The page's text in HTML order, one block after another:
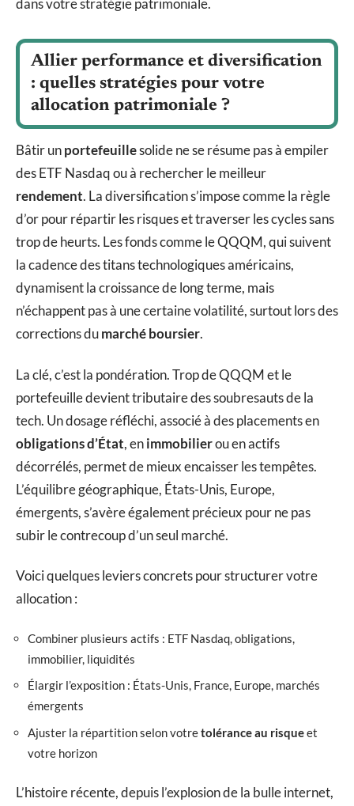
dans votre stratégie patrimoniale.
Allier performance et diversification
: quelles stratégies pour votre
allocation patrimoniale ?
Bâtir unportefeuillesolide ne se résume pas à empiler
des ETF Nasdaq ou à rechercher le meilleur
rendement. La diversification s’impose comme la règle
d’or pour répartir les risques et traverser les cycles sans
trop de heurts. Les fonds comme le QQQM, qui suivent
la cadence des titans technologiques américains,
dynamisent la croissance de long terme, mais
n’échappent pas à une certaine volatilité, surtout lors des
corrections dumarché boursier.
La clé, c’est la pondération. Trop de QQQM et le
portefeuille devient tributaire des soubresauts de la
tech. Un dosage réfléchi, associé à des placements en
obligations d’État, enimmobilierou en actifs
décorrélés, permet de mieux encaisser les tempêtes.
L’équilibre géographique, États-Unis, Europe,
émergents, s’avère également précieux pour ne pas
subir le contrecoup d’un seul marché.
Voici quelques leviers concrets pour structurer votre
allocation :
Combiner plusieurs actifs : ETF Nasdaq, obligations,
immobilier, liquidités
Élargir l’exposition : États-Unis, France, Europe, marchés
émergents
Ajuster la répartition selon votretolérance au risqueet
votre horizon
L’histoire récente, depuis l’explosion de la bulle internet,